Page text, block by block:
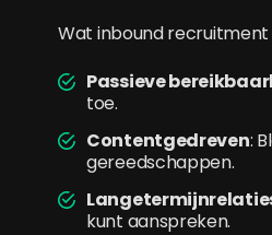
Wat inbound
Passieve
toe.
Contentgedreven:
gereedschappen.
kunt aanspreken.